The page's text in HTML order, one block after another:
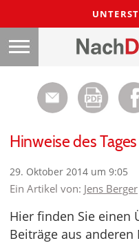
Hinweise des Tages
29. Oktober 2014 um 9:05
Ein Artikel von: Jens Berger
Hier finden Sie einen
Beiträge aus anderen